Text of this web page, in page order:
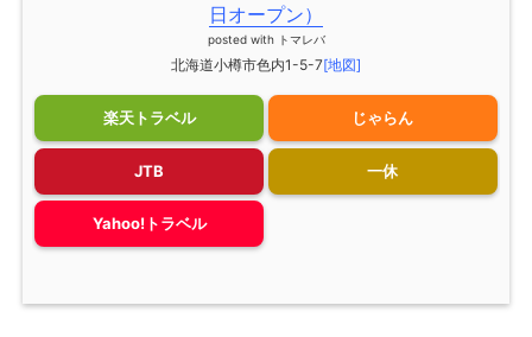
日オープン）
posted with トマレバ
北海道小樽市色内1-5-7[地図]
楽天トラベル じゃらん
JTB 一休
Yahoo!トラベル